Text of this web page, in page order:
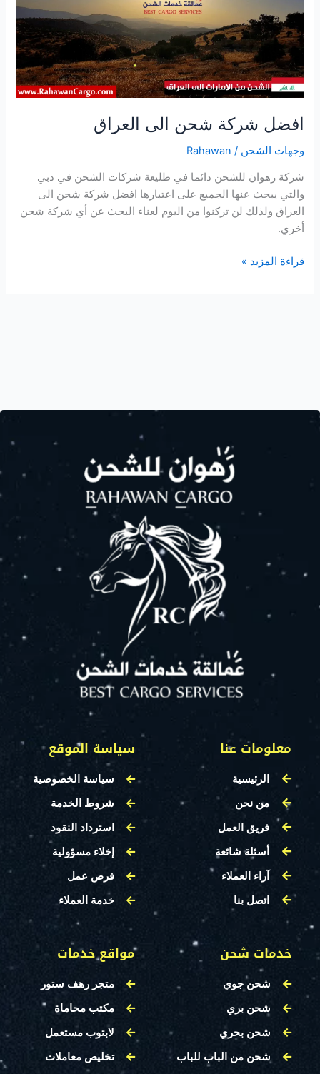
افضل شركة شحن الى العراق
وجهات الشحن /
Rahawan
شركة رهوان للشحن دائما في طليعة شركات الشحن في دبي
والتي يبحث عنها الجميع على اعتبارها افضل شركة شحن الى
العراق ولذلك لن تركنوا من اليوم لعناء البحث عن أي شركة شحن
أخري.
العراق
قراءة المزيد »
معلومات عنا
الرئيسية
من نحن
فريق العمل
أسئلة شائعة
آراء العملاء
اتصل بنا
سياسة الموقع
سياسة الخصوصية
شروط الخدمة
استرداد النقود
إخلاء مسؤولية
فرص عمل
خدمة العملاء
خدمات شحن
شحن جوي
شحن بري
شحن بحري
شحن من الباب للباب
مواقع خدمات
متجر رهف ستور
مكتب محاماة
لابتوب مستعمل
تخليص معاملات